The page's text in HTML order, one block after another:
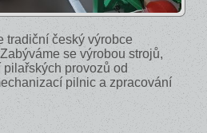
tradiční český výrobce
se výrobou strojů,
provozů od
pilnic a zpracování